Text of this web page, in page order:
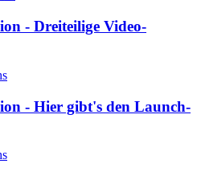
- Dreiteilige Video-
- Hier gibt's den Launch-